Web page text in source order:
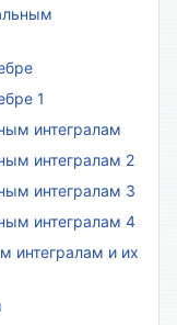
1
интегралам
интегралам 2
интегралам 3
интегралам 4
интегралам и их